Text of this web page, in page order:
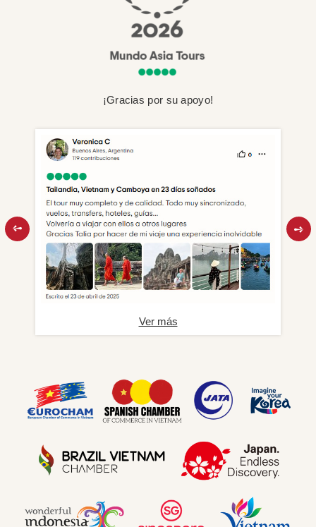
¡Gracias por su apoyo!
Ver más